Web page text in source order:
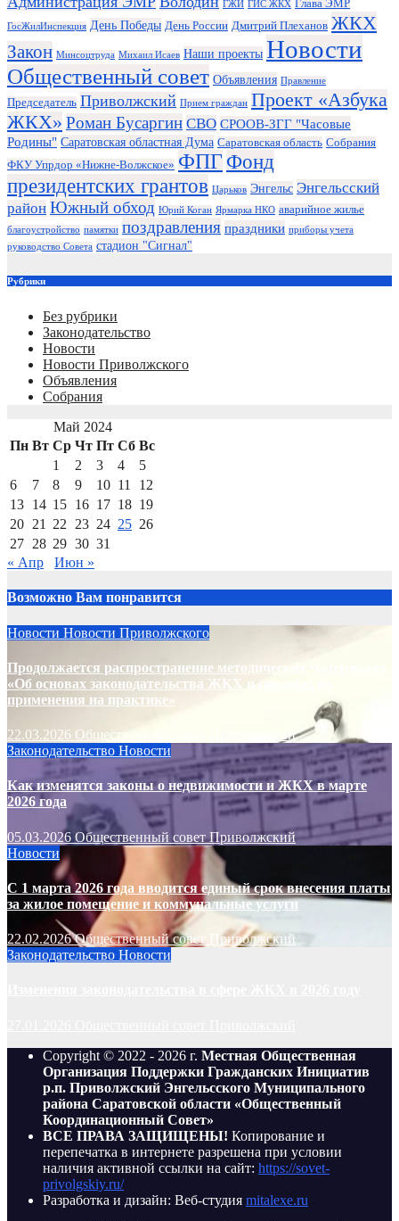
ГЖИ ГИС ЖКХ Глава ЭМР
ГосЖилИнспекция День Победы День России Дмитрий Плеханов ЖКХ
Закон Минсоцтруда Михаил Исаев Наши проекты Новости
Общественный совет Объявления Правление
Председатель Приволжский Прием граждан Проект «Азбука
ЖКХ» Роман Бусаргин СВО СРООВ-ЗГГ "Часовые
Родины" Саратовская областная Дума Саратовская область Собрания
ФКУ Упрдор «Нижне-Волжское» ФПГ Фонд
президентских грантов Царьков Энгельс Энгельсский
район Южный обход Юрий Коган Ярмарка НКО аварийное жилье
благоустройство памятки поздравления праздники приборы учета
руководство Совета стадион "Сигнал"
Рубрики
Без рубрики
Законодательство
Новости
Новости Приволжского
Объявления
Собрания
Май 2024
Пн Вт Ср Чт Пт Сб Вс
1
2 3 4
5
6
7 8 9 10 11
12
13 14 15 16 17 18 19
20 21 22 23 24 25 26
27 28 29 30 31
« Апр
Июн »
Возможно Вам понравится
Новости Новости Приволжского
Продолжается распространение методических материалов
«Об основах законодательства ЖКХ и способах их
применения на практике»
22.03.2026 Общественный совет Приволжский
Законодательство Новости
Как изменятся законы о недвижимости и ЖКХ в марте
2026 года
05.03.2026 Общественный совет Приволжский
Новости
С 1 марта 2026 года вводится единый срок внесения платы
за жилое помещение и коммунальные услуги
22.02.2026Общественный совет Приволжский
Законодательство Новости
Copyright © 2022 - 2026 г. Местная Общественная
Организация Поддержки Гражданских Инициатив
р.п. Приволжский Энгельсского Муниципального
района Саратовской области «Общественный
Координационный Совет»
ВСЕ ПРАВА ЗАЩИЩЕНЫ! Копирование и
перепечатка в интернете разрешена при условии
наличия активной ссылки на сайт: https://sovet-
privolgskiy.ru/
Разработка и дизайн: Веб-студия mitalexe.ru